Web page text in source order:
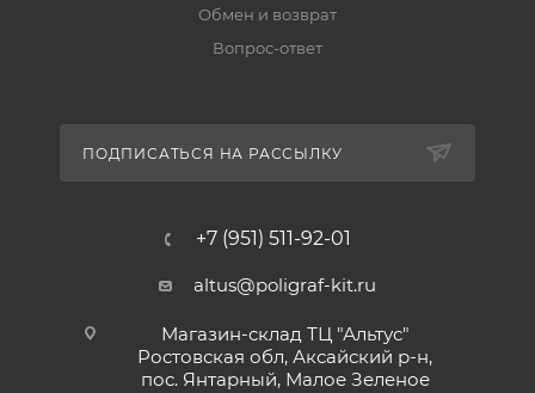
Обмен и возврат
Вопрос-ответ
ПОДПИСАТЬСЯ НА РАССЫЛКУ
+7 (951) 511-92-01
altus@poligraf-kit.ru
Магазин-склад ТЦ "Альтус"
Ростовская обл, Аксайский р-н,
пос. Янтарный, Малое Зеленое